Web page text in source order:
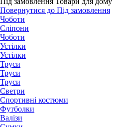
Повернутися до Під замовлення
Чоботи
Сліпони
Чоботи
Устілки
Устілки
Труси
Труси
Труси
Светри
Спортивні костюми
Футболки
Валізи